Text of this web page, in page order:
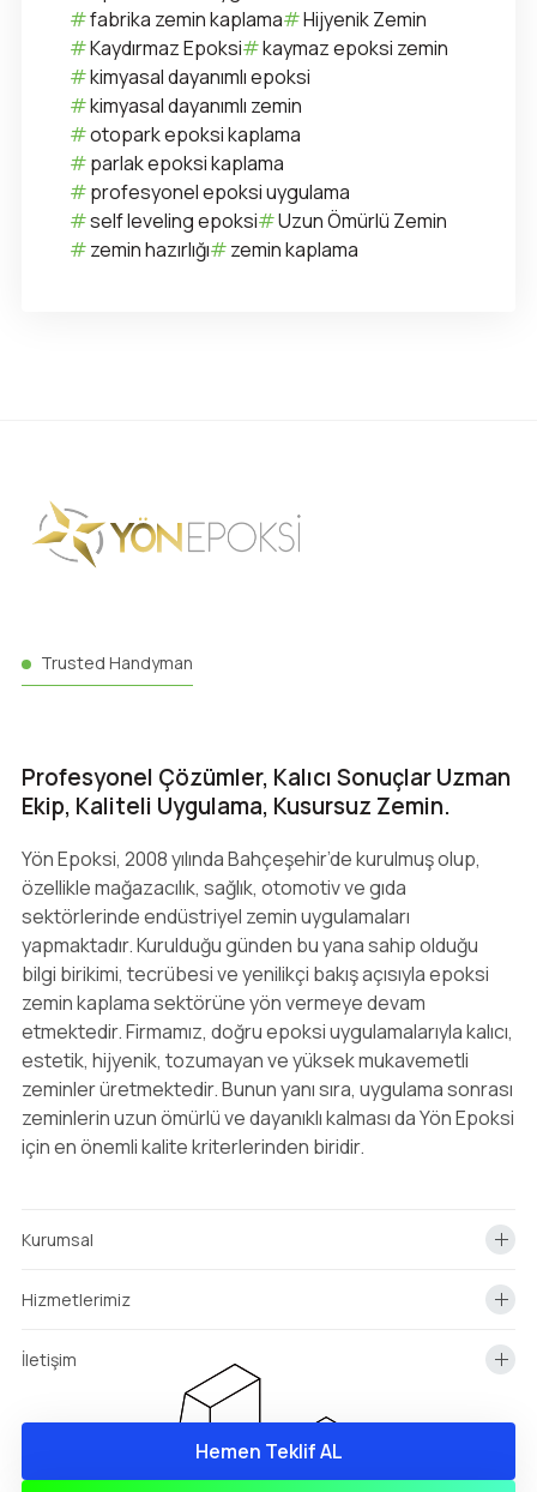
fabrika zemin kaplama
Hijyenik Zemin
Kaydırmaz Epoksi
kaymaz epoksi zemin
kimyasal dayanımlı epoksi
kimyasal dayanımlı zemin
otopark epoksi kaplama
parlak epoksi kaplama
profesyonel epoksi uygulama
self leveling epoksi
Uzun Ömürlü Zemin
zemin hazırlığı
zemin kaplama
Trusted Handyman
Profesyonel Çözümler, Kalıcı Sonuçlar Uzman
Ekip, Kaliteli Uygulama, Kusursuz Zemin.
Yön Epoksi, 2008 yılında Bahçeşehir’de kurulmuş olup,
özellikle mağazacılık, sağlık, otomotiv ve gıda
sektörlerinde endüstriyel zemin uygulamaları
yapmaktadır. Kurulduğu günden bu yana sahip olduğu
bilgi birikimi, tecrübesi ve yenilikçi bakış açısıyla epoksi
zemin kaplama sektörüne yön vermeye devam
etmektedir. Firmamız, doğru epoksi uygulamalarıyla kalıcı,
estetik, hijyenik, tozumayan ve yüksek mukavemetli
zeminler üretmektedir. Bunun yanı sıra, uygulama sonrası
zeminlerin uzun ömürlü ve dayanıklı kalması da Yön Epoksi
için en önemli kalite kriterlerinden biridir.
Kurumsal
Hizmetlerimiz
İletişim
Hemen Teklif AL
info@yonepoksi.com